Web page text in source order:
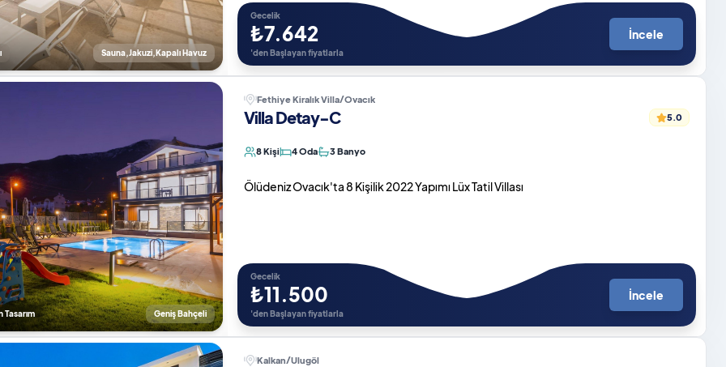
Sauna,Jakuzi,Kapalı Havuz
Gecelik
₺7.642
'den Başlayan fiyatlarla
İncele
Tasarım Geniş Bahçeli
Fethiye Kiralık Villa/Ovacık
Villa Detay-C 5.0
8 Kişi 4 Oda 3 Banyo
Ölüdeniz Ovacık'ta 8 Kişilik 2022 Yapımı Lüx Tatil Villası
Gecelik
₺11.500
'den Başlayan fiyatlarla
İncele
Kalkan/Ulugöl